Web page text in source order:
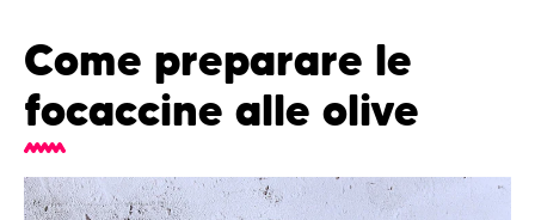
Come preparare le
focaccine alle olive